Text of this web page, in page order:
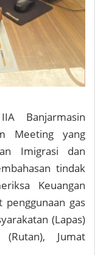
Banjarmasin
Meeting yang
Imigrasi dan
tindak
Keuangan
penggunaan gas
(Lapas)
Jumat